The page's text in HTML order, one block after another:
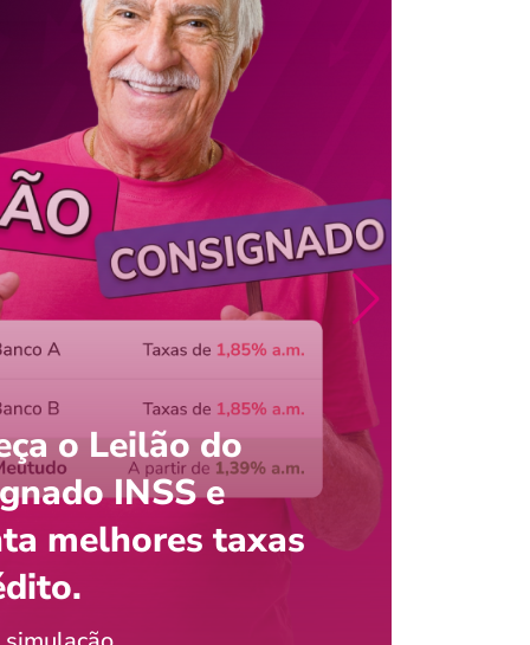
saldo do FGTS pelo
com o celular?
Jordão
o Leilão do
INSS e
melhores taxas